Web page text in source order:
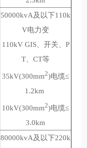
50000kvA及以下110k
V电力变
110kV GIS、开关、P
T、CT等
35kV(300mm2)电缆≤
1.2km
10kV(300mm2)电缆≤
3.0km
80000kvA及以下220k